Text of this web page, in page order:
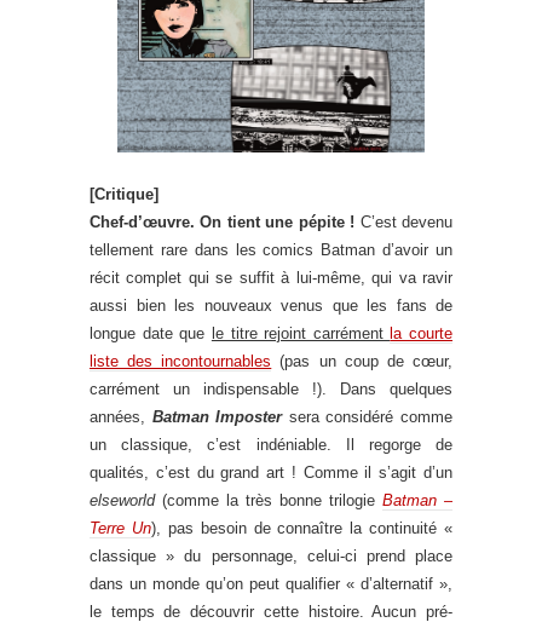
[Critique]
Chef-d’œuvre. On tient une pépite ! C’est devenu
tellement rare dans les comics Batman d’avoir un
récit complet qui se suffit à lui-même, qui va ravir
aussi bien les nouveaux venus que les fans de
longue date que le titre rejoint carrémentla courte
liste des incontournables (pas un coup de cœur,
carrément un indispensable !). Dans quelques
années, Batman Impostersera considéré comme
un classique, c’est indéniable. Il regorge de
qualités, c’est du grand art ! Comme il s’agit d’un
elseworld(comme la très bonne trilogie Batman –
Terre Un), pas besoin de connaître la continuité «
classique » du personnage, celui-ci prend place
dans un monde qu’on peut qualifier « d’alternatif »,
le temps de découvrir cette histoire. Aucun pré-